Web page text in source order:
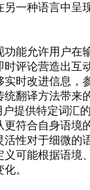
另一种语言中呈
功能允许用户在
时评论营造出互
实时改进信息，
统翻译方法带来
提供特定词汇
更符合自身语境
活性对于细微的
义可能根据语境
。